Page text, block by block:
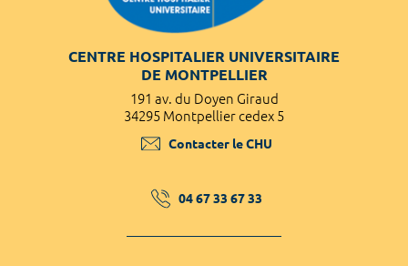
CENTRE HOSPITALIER UNIVERSITAIRE
DE MONTPELLIER
191 av. du Doyen Giraud
34295 Montpellier cedex 5
Contacter le CHU
04 67 33 67 33